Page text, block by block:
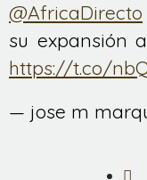
@AfricaDirecto
su expansión
https://t.co/
— jose m